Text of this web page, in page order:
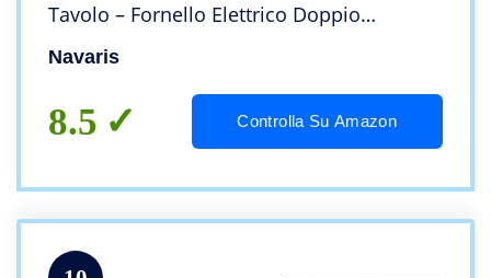
Tavolo – Fornello Elettrico Doppio
Portatile – Piastre Induzione con Controllo
Navaris
8.5 Controlla Su Amazon